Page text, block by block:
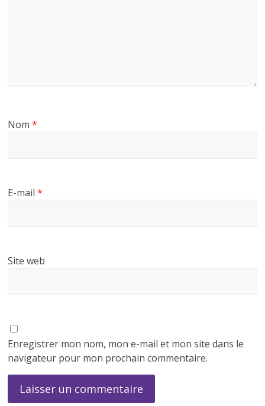
Nom*
E-mail*
Site web
Enregistrer mon nom, mon e-mail et mon site dans le
navigateur pour mon prochain commentaire.